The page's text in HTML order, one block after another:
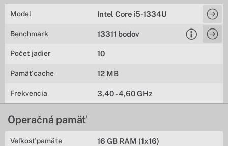
Model Intel Core i5-1334U
Benchmark 13311 bodov
Počet jadier 10
Pamäť cache 12 MB
Frekvencia 3,40 - 4,60 GHz
Operačná pamäť
Veľkosť pamäte 16 GB RAM (1x16)